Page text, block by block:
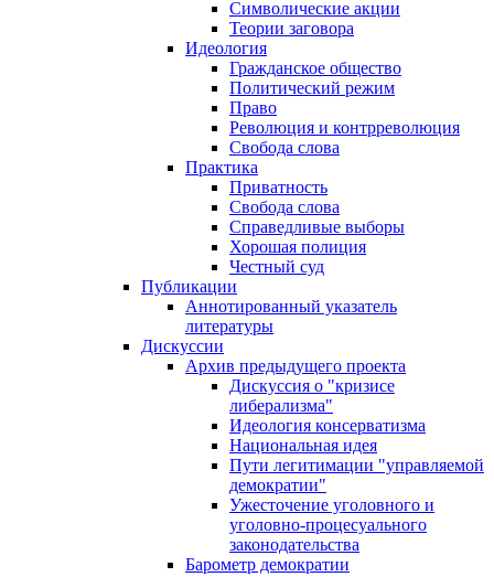
Символические акции
Теории заговора
Идеология
Гражданское общество
Политический режим
Право
Революция и контрреволюция
Свобода слова
Практика
Приватность
Свобода слова
Справедливые выборы
Хорошая полиция
Честный суд
Публикации
Аннотированный указатель
литературы
Дискуссии
Архив предыдущего проекта
Дискуссия о "кризисе
либерализма"
Идеология консерватизма
Национальная идея
Пути легитимации "управляемой
демократии"
Ужесточение уголовного и
уголовно-процесуального
законодательства
Барометр демократии